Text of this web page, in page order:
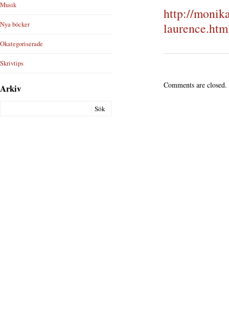
http://
Comments are closed.
Musik
Nya böcker
Okategoriserade
Skrivtips
Arkiv